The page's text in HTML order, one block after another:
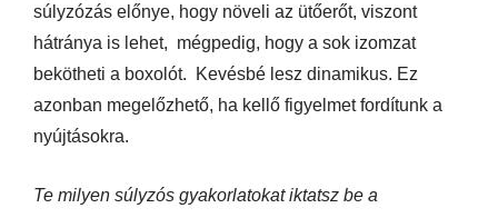
súlyzózás előnye, hogy növeli az ütőerőt, viszont
hátránya is lehet, mégpedig, hogy a sok izomzat
bekötheti a boxolót. Kevésbé lesz dinamikus. Ez
azonban megelőzhető, ha kellő figyelmet fordítunk a
nyújtásokra.
Te milyen súlyzós gyakorlatokat iktatsz be a